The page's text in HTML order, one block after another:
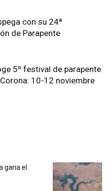
con su 24ª
de Parapente
5º festival de parapente
10-12 noviembre
gana el